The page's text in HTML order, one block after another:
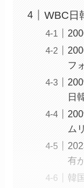
WBC日
フ
日
ム
有
韓